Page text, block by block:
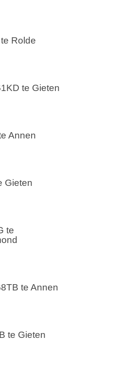
Rolde
te Gieten
Annen
Gieten
te
te Annen
te Gieten